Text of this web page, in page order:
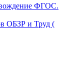
ФГОС.
ОБЗР и Труд (